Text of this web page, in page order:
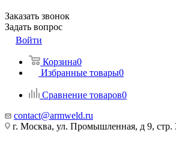
Заказать звонок
Задать вопрос
Войти
Корзина0
Избранные товары0
Сравнение товаров0
contact@armweld.ru
г. Москва, ул. Промышленная, д 9, стр.